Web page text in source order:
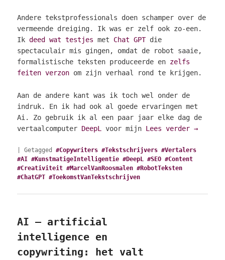
Andere tekstprofessionals doen schamper over de
vermeende dreiging. Ik was er zelf ook zo-een.
Ikdeed wat testjes met Chat GPTdie
spectaculair mis gingen, omdat de robot saaie,
formalistische teksten produceerde en zelfs
feiten verzon om zijn verhaal rond te krijgen.
Aan de andere kant was ik toch wel onder de
indruk. En ik had ook al goede ervaringen met
Ai. Zo gebruik ik al een paar jaar elke dag de
vertaalcomputer DeepL voor mijn Lees verder→
|Getagged
#Copywriters #Tekstschrijvers #Vertalers
#AI #KunstmatigeIntelligentie #DeepL #SEO #Content
#Creativiteit #MarcelVanRoosmalen #RobotTeksten
#ChatGPT #ToekomstVanTekstschrijven
AI – artificial
intelligence en
copywriting: het valt